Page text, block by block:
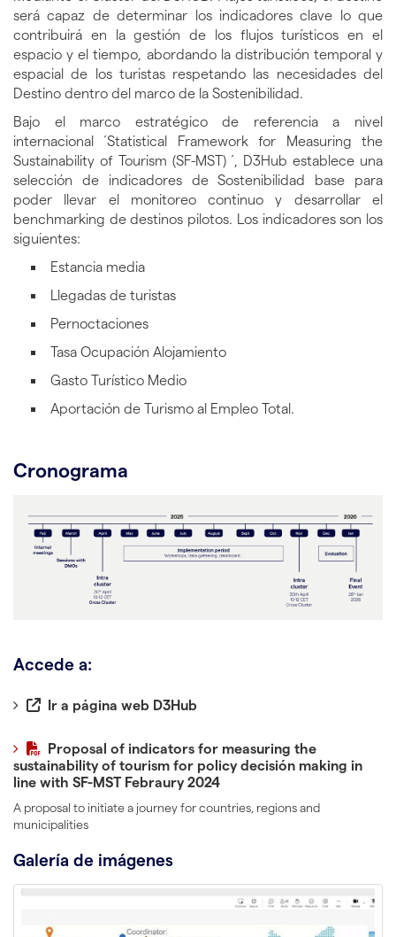
será capaz de determinar los indicadores clave lo que
contribuirá en la gestión de los flujos turísticos en el
espacio y el tiempo, abordando la distribución temporal y
espacial de los turistas respetando las necesidades del
Destino dentro del marco de la Sostenibilidad.
Bajo el marco estratégico de referencia a nivel
internacional ´Statistical Framework for Measuring the
Sustainability of Tourism (SF-MST) ´, D3Hub establece una
selección de indicadores de Sostenibilidad base para
poder llevar el monitoreo continuo y desarrollar el
benchmarking de destinos pilotos. Los indicadores son los
siguientes:
Estancia media
Llegadas de turistas
Pernoctaciones
Tasa Ocupación Alojamiento
Gasto Turístico Medio
Aportación de Turismo al Empleo Total.
Cronograma
Accede a:
Ir a página web D3Hub
Proposal of indicators for measuring the
sustainability of tourism for policy decisión making in
line with SF-MST Febraury 2024
A proposal to initiate a journey for countries, regions and
municipalities
Galería de imágenes